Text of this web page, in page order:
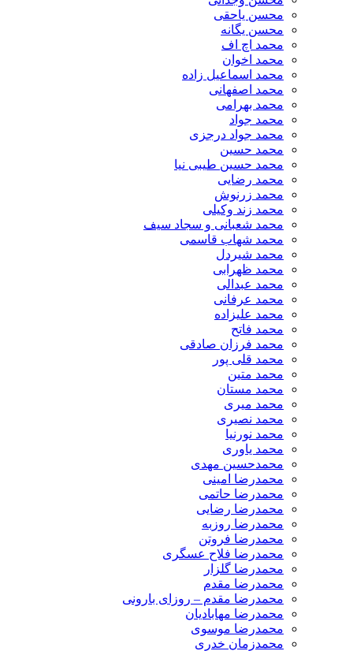
محسن یاحقی
محسن یگانه
محمد اچ اف
محمد اخوان
محمد اسماعیل زاده
محمد اصفهانی
محمد بهرامی
محمد جواد
محمد جواد درجزی
محمد حسین
محمد حسین طیبی نیا
محمد رضایی
محمد زرنوش
محمد زند وکیلی
محمد شعبانی و سجاد سیف
محمد شهاب قاسمی
​محمد شیردل
محمد ظهرابی
محمد عبدالی
محمد عرفانی
محمد علیزاده
محمد فاتح
محمد فرزان صادقی
محمد قلی پور
محمد متین
محمد مستان
محمد میری
محمد نصیری
محمد نورنیا
محمد یاوری
محمدحسین مهدی
محمدرضا امینی
محمدرضا حاتمی
محمدرضا رضایی
محمدرضا روزبه
محمدرضا فروتن
محمدرضا فلاح عسگری
محمدرضا گلزار
محمدرضا مقدم
محمدرضا مقدم – روزای بارونی
محمدرضا مهابادیان
محمدرضا موسوی
محمدزمان خدری